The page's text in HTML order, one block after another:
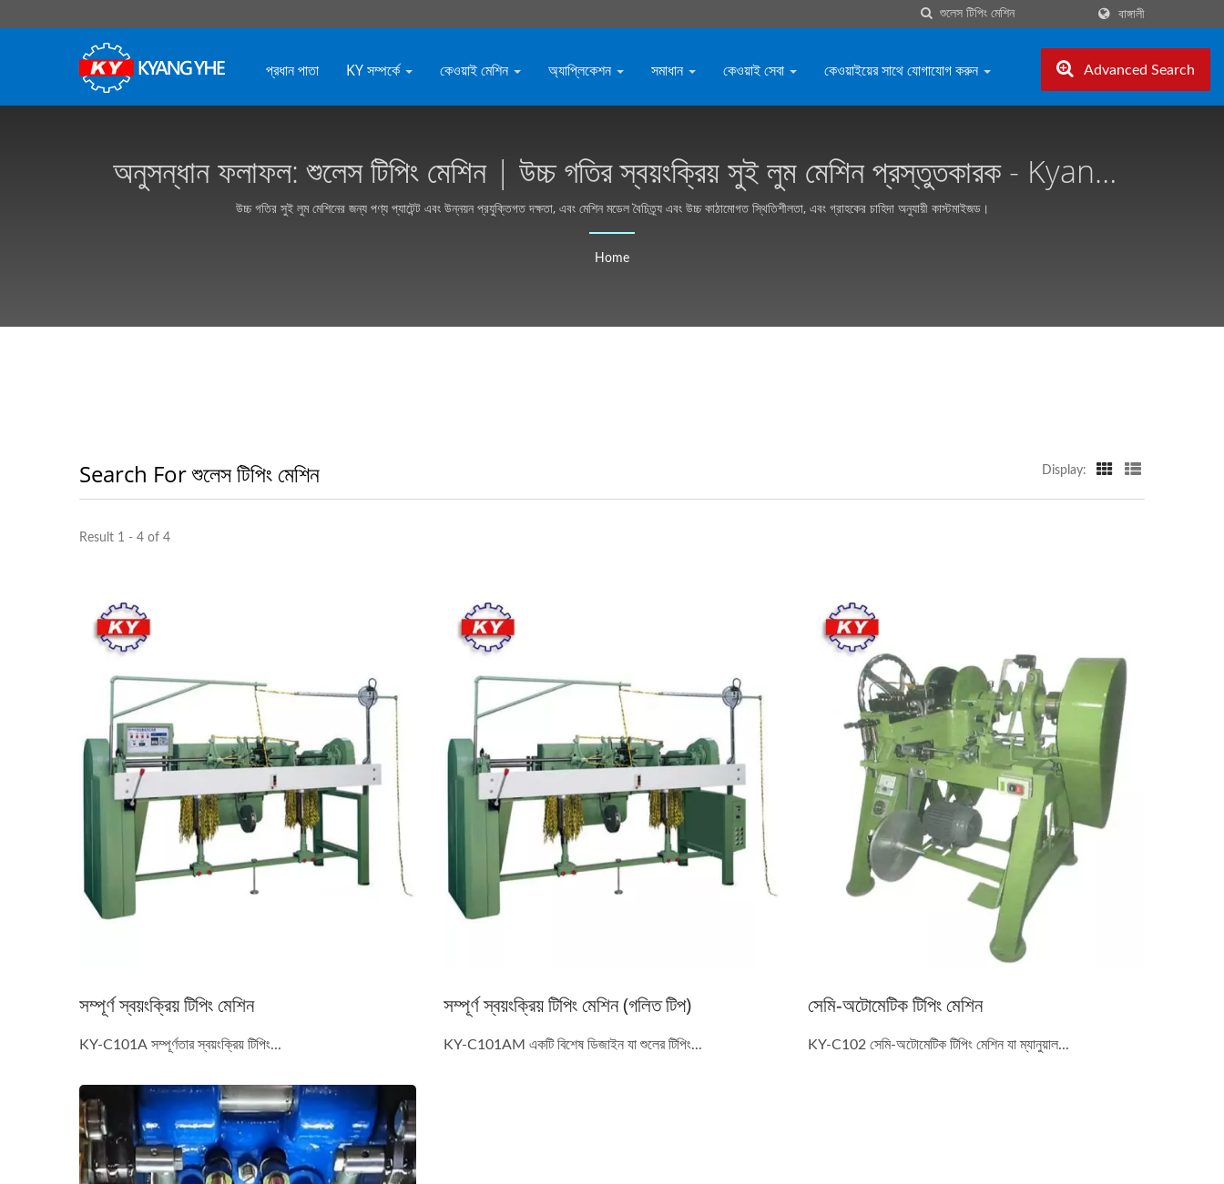
বাঙ্গালী
প্রধান পাতা KY সম্পর্কে কেওয়াই মেশিন অ্যাপ্লিকেশন সমাধান কেওয়াই সেবা কেওয়াইয়ের সাথে যোগাযোগ করুন Advanced Search
অনুসন্ধান ফলাফল: শুলেস টিপিং মেশিন | উচ্চ গতির স্বয়ংক্রিয় সুই লুম মেশিন প্রস্তুতকারক - Kyang
Yhe (KY)
উচ্চ গতির সুই লুম মেশিনের জন্য পণ্য প্যাটেন্ট এবং উন্নয়ন প্রযুক্তিগত দক্ষতা, এবং মেশিন মডেল বৈচিত্র্য এবং উচ্চ কাঠামোগত স্থিতিশীলতা, এবং গ্রাহকের চাহিদা অনুযায়ী কাস্টমাইজড।
Home
Search For শুলেস টিপিং মেশিন Display:
Result 1 - 4 of 4
সম্পূর্ণ স্বয়ংক্রিয় টিপিং মেশিন
KY-C101A সম্পূর্ণতার স্বয়ংক্রিয় টিপিং...
সম্পূর্ণ স্বয়ংক্রিয় টিপিং মেশিন (গলিত টিপ)
KY-C101AM একটি বিশেষ ডিজাইন যা শুলের টিপিং...
সেমি-অটোমেটিক টিপিং মেশিন
KY-C102 সেমি-অটোমেটিক টিপিং মেশিন যা ম্যানুয়াল...